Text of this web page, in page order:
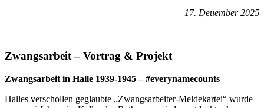
17. Deuember 2025
Zwangsarbeit – Vortrag & Projekt
Zwangsarbeit in Halle 1939-1945 – #everynamecounts
Halles verschollen geglaubte „Zwangsarbeiter-Meldekartei“ wurde